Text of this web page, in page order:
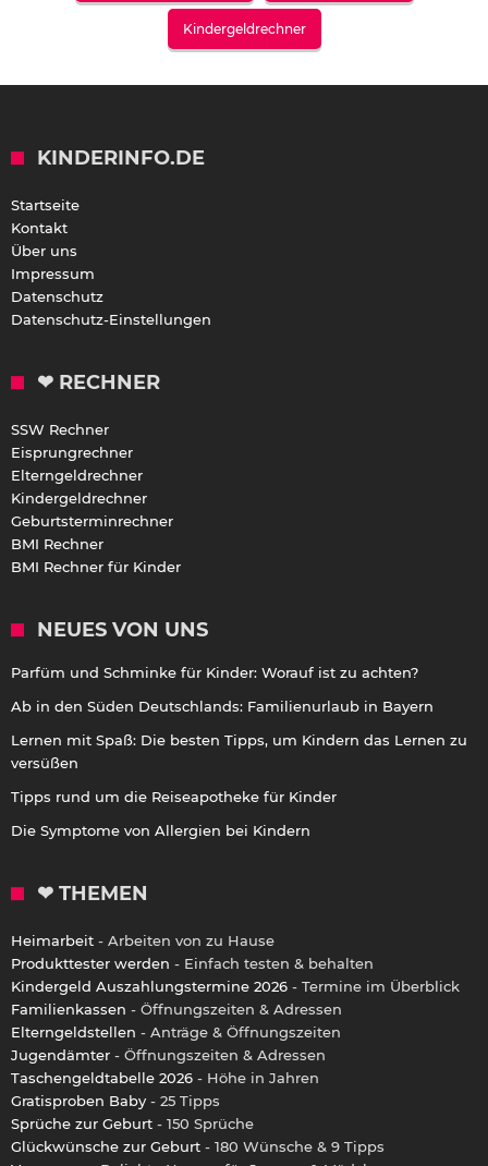
Kindergeldrechner
KINDERINFO.DE
Startseite
Kontakt
Über uns
Impressum
Datenschutz
Datenschutz-Einstellungen
❤ RECHNER
SSW Rechner
Eisprungrechner
Elterngeldrechner
Kindergeldrechner
Geburtsterminrechner
BMI Rechner
BMI Rechner für Kinder
NEUES VON UNS
Parfüm und Schminke für Kinder: Worauf ist zu achten?
Ab in den Süden Deutschlands: Familienurlaub in Bayern
Lernen mit Spaß: Die besten Tipps, um Kindern das Lernen zu
versüßen
Tipps rund um die Reiseapotheke für Kinder
Die Symptome von Allergien bei Kindern
❤ THEMEN
Heimarbeit - Arbeiten von zu Hause
Produkttester werden - Einfach testen & behalten
Kindergeld Auszahlungstermine 2026 - Termine im Überblick
Familienkassen - Öffnungszeiten & Adressen
Elterngeldstellen - Anträge & Öffnungszeiten
Jugendämter - Öffnungszeiten & Adressen
Taschengeldtabelle 2026 - Höhe in Jahren
Gratisproben Baby - 25 Tipps
Sprüche zur Geburt - 150 Sprüche
Glückwünsche zur Geburt - 180 Wünsche & 9 Tipps